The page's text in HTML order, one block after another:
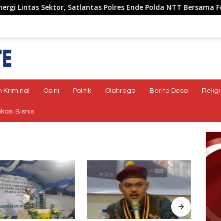
Sektor, Satlantas Polres Ende Polda NTT Bersama Forum
Kriminal Opini Politik Olahraga Berita Desa Religi
Bisnis